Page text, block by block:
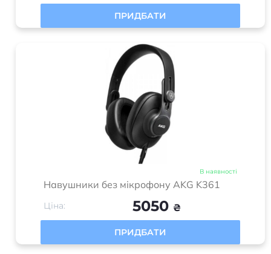
ПРИДБАТИ
В наявності
Навушники без мікрофону AKG K361
Ціна: 5050 ₴
ПРИДБАТИ